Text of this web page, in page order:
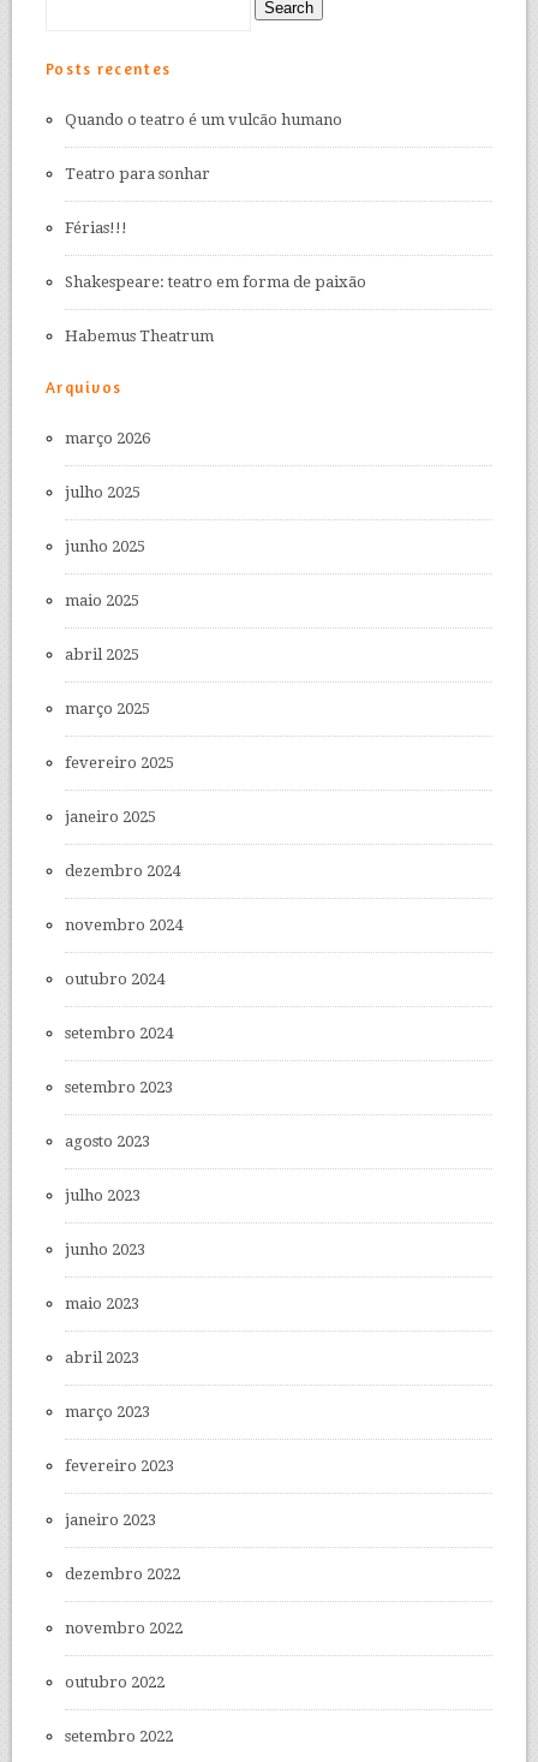
Posts recentes
Quando o teatro é um vulcão humano
Teatro para sonhar
Férias!!!
Shakespeare: teatro em forma de paixão
Habemus Theatrum
Arquivos
março 2026
julho 2025
junho 2025
maio 2025
abril 2025
março 2025
fevereiro 2025
janeiro 2025
dezembro 2024
novembro 2024
outubro 2024
setembro 2024
setembro 2023
agosto 2023
julho 2023
junho 2023
maio 2023
abril 2023
março 2023
fevereiro 2023
janeiro 2023
dezembro 2022
novembro 2022
outubro 2022
setembro 2022